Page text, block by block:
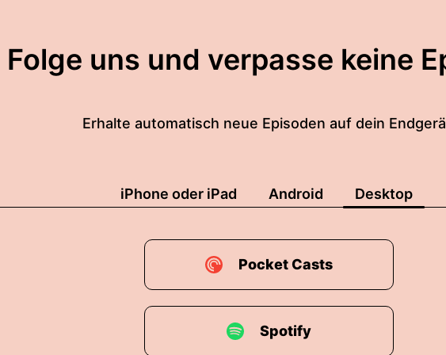
Folge uns und verpasse keine
Erhalte automatisch neue Episoden auf dein
iPhone oder iPad Android Desktop
Pocket Casts
Spotify